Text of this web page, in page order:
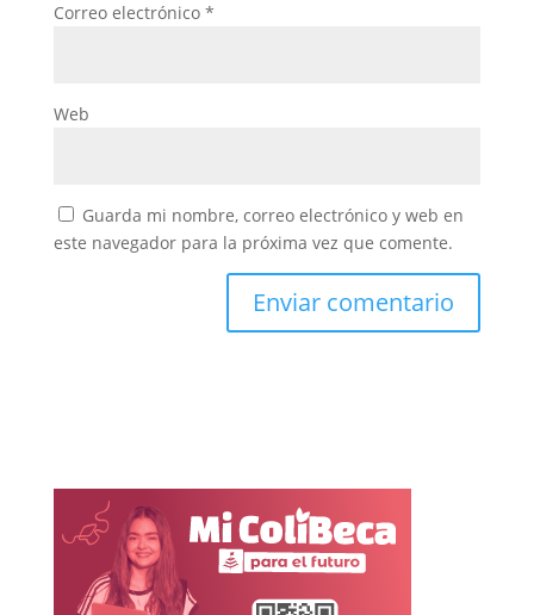
Correo electrónico *
Web
Guarda mi nombre, correo electrónico y web en
este navegador para la próxima vez que comente.